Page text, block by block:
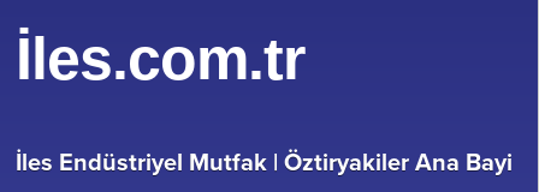
İles.com.tr
İles Endüstriyel Mutfak |Öztiryakiler Ana Bayi